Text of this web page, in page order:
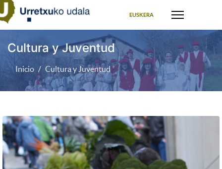
EUSKERA
Cultura y Juventud
Inicio Cultura y Juventud